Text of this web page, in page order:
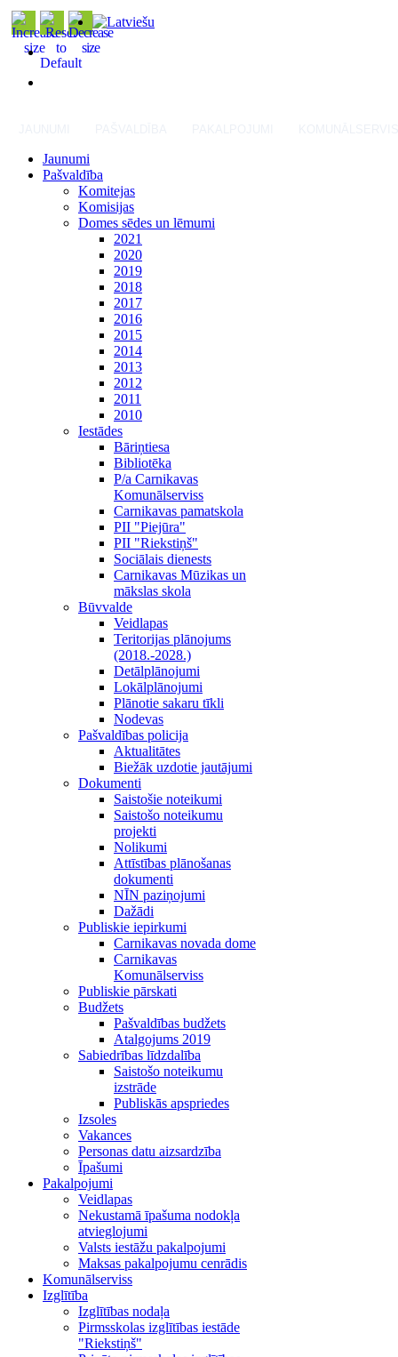
Jaunumi
Pašvaldība
Komitejas
Komisijas
Domes sēdes un lēmumi
2021
2020
2019
2018
2017
2016
2015
2014
2013
2012
2011
2010
Iestādes
Bāriņtiesa
Bibliotēka
P/a Carnikavas
Komunālserviss
Carnikavas pamatskola
PII "Piejūra"
PII "Riekstiņš"
Sociālais dienests
Carnikavas Mūzikas un
mākslas skola
Būvvalde
Veidlapas
Teritorijas plānojums
(2018.-2028.)
Detālplānojumi
Lokālplānojumi
Plānotie sakaru tīkli
Nodevas
Pašvaldības policija
Aktualitātes
Biežāk uzdotie jautājumi
Dokumenti
Saistošie noteikumi
Saistošo noteikumu
projekti
Nolikumi
Attīstības plānošanas
dokumenti
NĪN paziņojumi
Dažādi
Publiskie iepirkumi
Carnikavas novada dome
Carnikavas
Komunālserviss
Publiskie pārskati
Budžets
Pašvaldības budžets
Atalgojums 2019
Sabiedrības līdzdalība
Saistošo noteikumu
izstrāde
Publiskās apspriedes
Izsoles
Vakances
Personas datu aizsardzība
Īpašumi
Pakalpojumi
Veidlapas
Nekustamā īpašuma nodokļa
atvieglojumi
Valsts iestāžu pakalpojumi
Maksas pakalpojumu cenrādis
Komunālserviss
Izglītība
Izglītības nodaļa
Pirmsskolas izglītības iestāde
"Riekstiņš"